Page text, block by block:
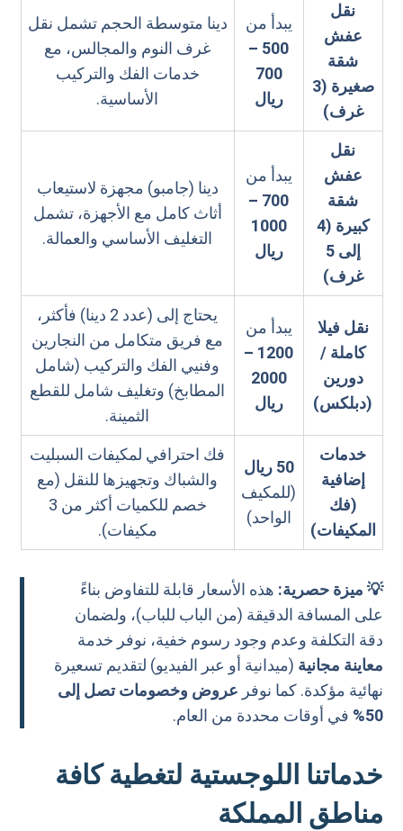
نقل
عفش
شقة
صغيرة (3
غرف)
يبدأ من
500 –
700
ريال
دينا متوسطة الحجم تشمل نقل
غرف النوم والمجالس، مع
خدمات الفك والتركيب
الأساسية.
نقل
عفش
شقة
كبيرة (4
إلى 5
غرف)
يبدأ من
700 –
1000
ريال
دينا (جامبو) مجهزة لاستيعاب
أثاث كامل مع الأجهزة، تشمل
التغليف الأساسي والعمالة.
نقل فيلا
كاملة /
دورين
(دبلكس)
يبدأ من
1200 –
2000
ريال
يحتاج إلى (عدد 2 دينا) فأكثر،
مع فريق متكامل من النجارين
وفنيي الفك والتركيب (شامل
المطابخ) وتغليف شامل للقطع
الثمينة.
خدمات
إضافية
(فك
المكيفات)
50 ريال
(للمكيف
الواحد)
فك احترافي لمكيفات السبليت
والشباك وتجهيزها للنقل (مع
خصم للكميات أكثر من 3
مكيفات).
💡 ميزة حصرية: هذه الأسعار قابلة للتفاوض بناءً
على المسافة الدقيقة (من الباب للباب)، ولضمان
دقة التكلفة وعدم وجود رسوم خفية، نوفر خدمة
معاينة مجانية (ميدانية أو عبر الفيديو) لتقديم تسعيرة
نهائية مؤكدة. كما نوفر عروض وخصومات تصل إلى
50%
في أوقات محددة من العام.
خدماتنا اللوجستية لتغطية كافة
مناطق المملكة